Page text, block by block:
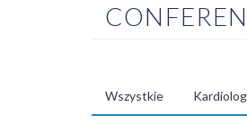
MENU
Wszystkie